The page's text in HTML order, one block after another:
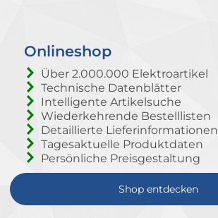
Onlineshop
Über 2.000.000 Elektroartikel
Technische Datenblätter
Intelligente Artikelsuche
Wiederkehrende Bestelllisten
Detaillierte Lieferinformationen
Tagesaktuelle Produktdaten
Persönliche Preisgestaltung
Shop entdecken